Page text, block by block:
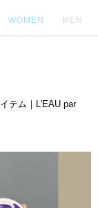
WOMEN MEN
テム｜L'EAU par